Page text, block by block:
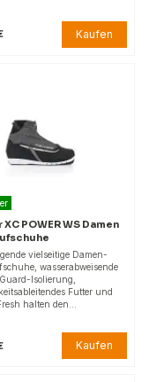
Kaufen
POWER WS Damen
vielseitige Damen-
wasserabweisende
Isolierung,
Futter und
halten den…
Kaufen